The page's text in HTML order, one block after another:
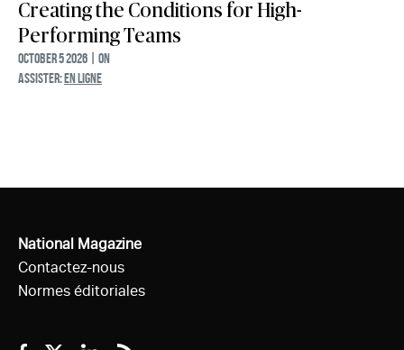
Creating the Conditions for High-
Performing Teams
October 5 2026 | ON
ASSISTER:EN LIGNE
National Magazine
Contactez-nous
Normes éditoriales